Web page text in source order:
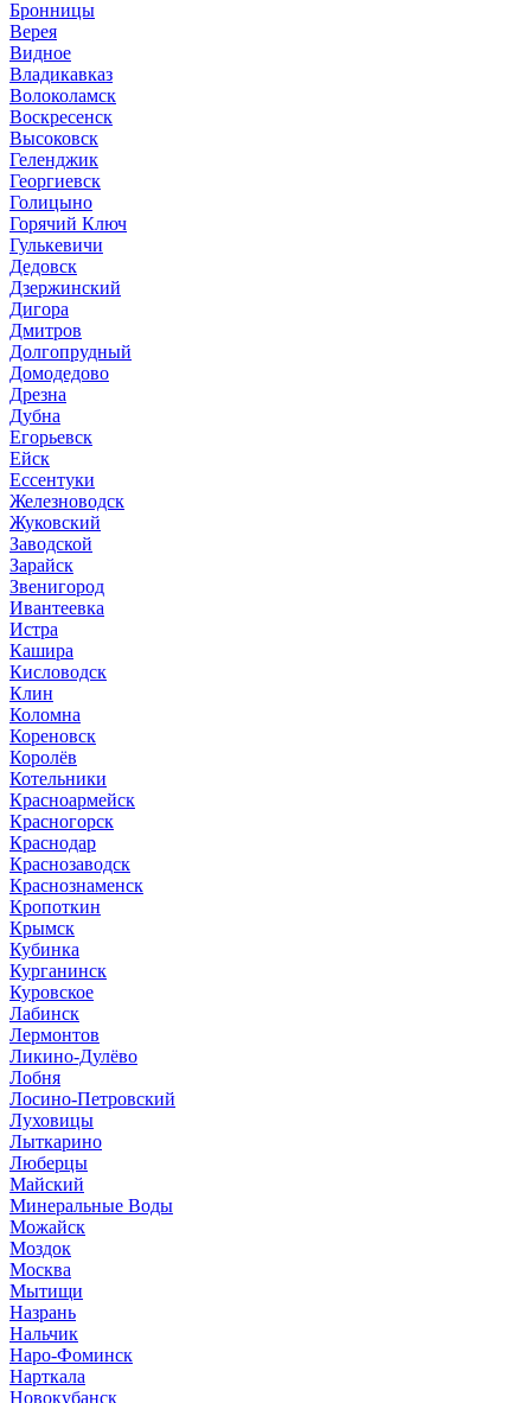
Бронницы
Верея
Видное
Владикавказ
Волоколамск
Воскресенск
Высоковск
Геленджик
Георгиевск
Голицыно
Горячий Ключ
Гулькевичи
Дедовск
Дзержинский
Дигора
Дмитров
Долгопрудный
Домодедово
Дрезна
Дубна
Егорьевск
Ейск
Ессентуки
Железноводск
Жуковский
Заводской
Зарайск
Звенигород
Ивантеевка
Истра
Кашира
Кисловодск
Клин
Коломна
Кореновск
Королёв
Котельники
Красноармейск
Красногорск
Краснодар
Краснозаводск
Краснознаменск
Кропоткин
Крымск
Кубинка
Курганинск
Куровское
Лабинск
Лермонтов
Ликино-Дулёво
Лобня
Лосино-Петровский
Луховицы
Лыткарино
Люберцы
Майский
Минеральные Воды
Можайск
Моздок
Москва
Мытищи
Назрань
Нальчик
Наро-Фоминск
Нарткала
Новокубанск